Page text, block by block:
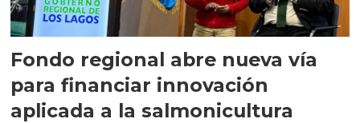
Fondo regional abre nueva vía
para financiar innovación
aplicada a la salmonicultura